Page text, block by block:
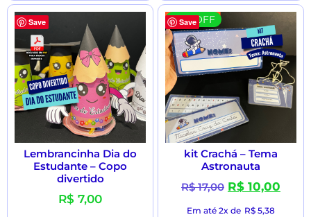
Save
Lembrancinha Dia do
Estudante – Copo
divertido
R$ 7,00
Save
41 % OFF
kit Crachá – Tema
Astronauta
R$17,00 R$ 10,00
Em até 2x de R$ 5,38